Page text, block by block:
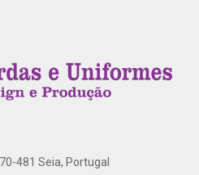
481 Seia, Portugal